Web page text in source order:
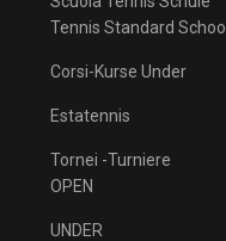
Tennis Standard School
Corsi-Kurse Under
Estatennis
Tornei -Turniere
OPEN
UNDER